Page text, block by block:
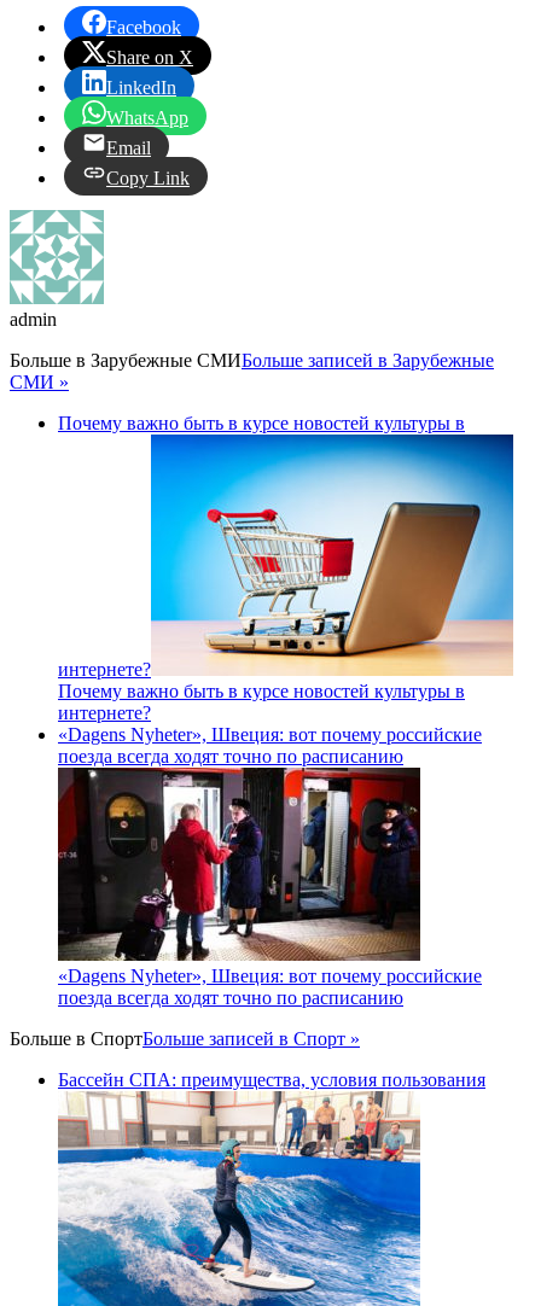
Facebook
Share on X
LinkedIn
WhatsApp
Email
Copy Link
admin
Больше в Зарубежные СМИБольше записей в Зарубежные
СМИ »
Почему важно быть в курсе новостей культуры в
интернете?
Почему важно быть в курсе новостей культуры в
интернете?
«Dagens Nyheter», Швеция: вот почему российские
поезда всегда ходят точно по расписанию
«Dagens Nyheter», Швеция: вот почему российские
поезда всегда ходят точно по расписанию
Больше в СпортБольше записей в Спорт »
Бассейн СПА: преимущества, условия пользования